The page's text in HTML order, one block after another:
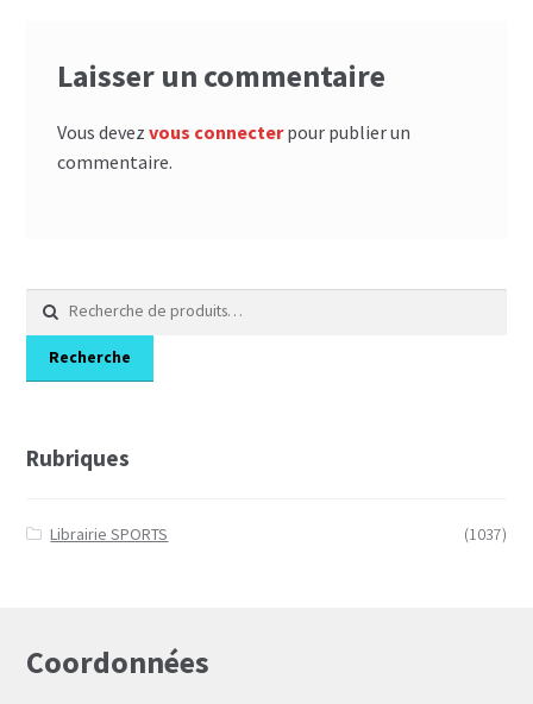
Laisser un commentaire
Vous devezvous connecterpour publier un
commentaire.
Recherche
pour :
Recherche
Rubriques
Librairie SPORTS (1037)
Coordonnées